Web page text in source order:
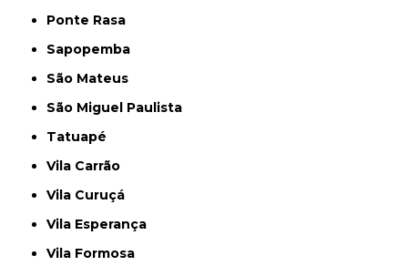
Ponte Rasa
Sapopemba
São Mateus
São Miguel Paulista
Tatuapé
Vila Carrão
Vila Curuçá
Vila Esperança
Vila Formosa